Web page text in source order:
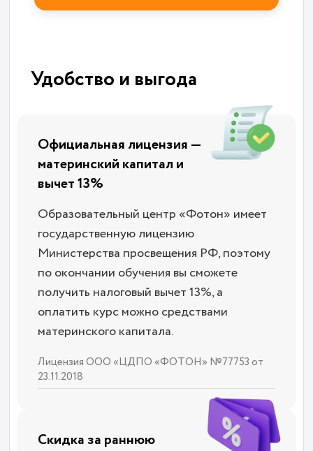
Удобство и выгода
Официальная лицензия —
материнский капитал и
вычет 13%
Образовательный центр «Фотон» имеет
государственную лицензию
Министерства просвещения РФ, поэтому
по окончании обучения вы сможете
получить налоговый вычет 13%, а
оплатить курс можно средствами
материнского капитала.
Лицензия ООО «ЦДПО «ФОТОН» №77753 от
23.11.2018
Скидка за раннюю